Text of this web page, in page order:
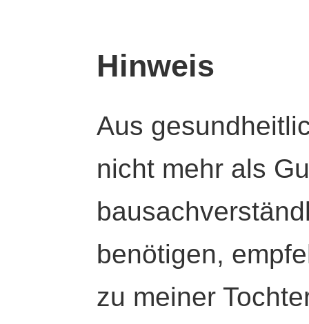
Hinweis
Aus
nicht mehr als
benötigen,
zu meiner